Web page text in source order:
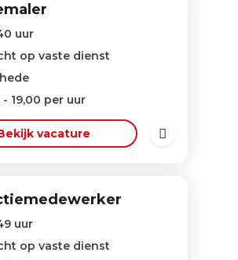
uur
op vaste dienst
- 19,00 per uur
vacature
uur
op vaste dienst